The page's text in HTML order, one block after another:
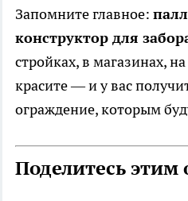
Запомните главное:
конструктор для
стройках, в магазинах,
красите — и у вас
ограждение, которым
Поделитесь